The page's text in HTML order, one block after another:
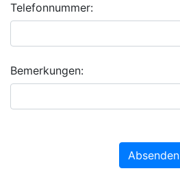
Telefonnummer:
Bemerkungen:
Absenden